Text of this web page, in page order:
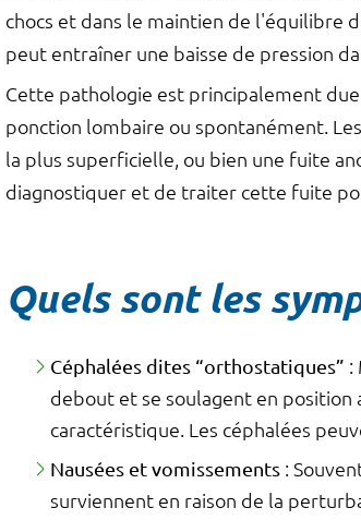
chocs et dans le maintien de l'équilibre
peut entraîner une baisse de pression
Cette pathologie est principalement due
ponction lombaire ou spontanément.
la plus superficielle, ou bien une fuite
diagnostiquer et de traiter cette fuite
Quels sont les
Céphalées dites “orthostatiques” :
debout et se soulagent en position
caractéristique. Les céphalées
Nausées et vomissements :
surviennent en raison de la